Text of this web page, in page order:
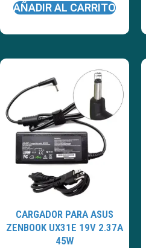
AÑADIR AL CARRITO
CARGADOR PARA ASUS
ZENBOOK UX31E 19V 2.37A
45W